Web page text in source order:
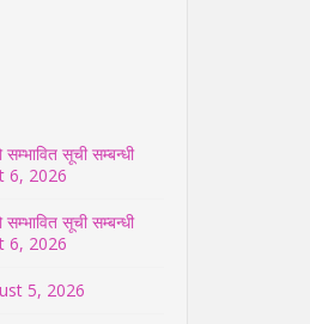
सम्भावित सूची सम्बन्धी
6, 2026
सम्भावित सूची सम्बन्धी
6, 2026
5, 2026